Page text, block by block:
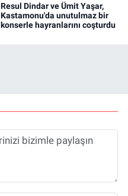
Resul Dindar ve Ümit Yaşar,
Kastamonu'da unutulmaz bir
konserle hayranlarını coşturdu